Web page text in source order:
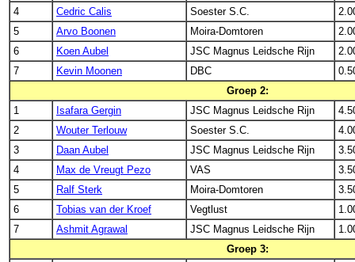
4
Cedric Calis Soester S.C.
5
Arvo Boonen Moira-Domtoren
6
Koen Aubel JSC Magnus Leidsche Rijn
7
Kevin Moonen DBC
Groep 2:
1
Isafara Gergin JSC Magnus Leidsche Rijn
2
Wouter Terlouw Soester S.C.
3
Daan Aubel JSC Magnus Leidsche Rijn
4
Max de Vreugt Pezo VAS
5
Ralf Sterk Moira-Domtoren
6
Tobias van der Kroef Vegtlust
7
Ashmit Agrawal JSC Magnus Leidsche Rijn
Groep 3: